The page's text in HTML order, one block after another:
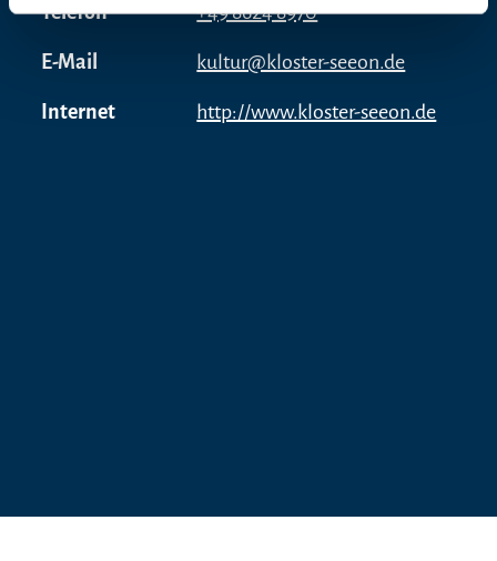
Die Teilnahme am Rahmeprogramm ist
kostenlos.
Bei schlechtem Wetter finden die
Telefon +49 8624 8970
E-Mail kultur@kloster-seeon.de
Internet http://www.kloster-seeon.de